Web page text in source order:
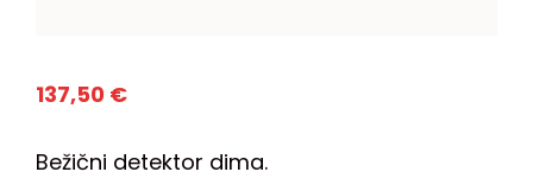
137,50 €
Bežični detektor dima.